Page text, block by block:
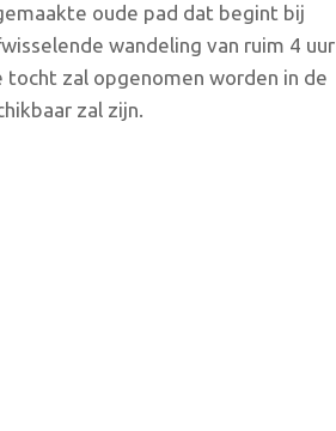
oude pad dat begint bij
wandeling van ruim 4 uur
tocht zal opgenomen worden in de
zal zijn.